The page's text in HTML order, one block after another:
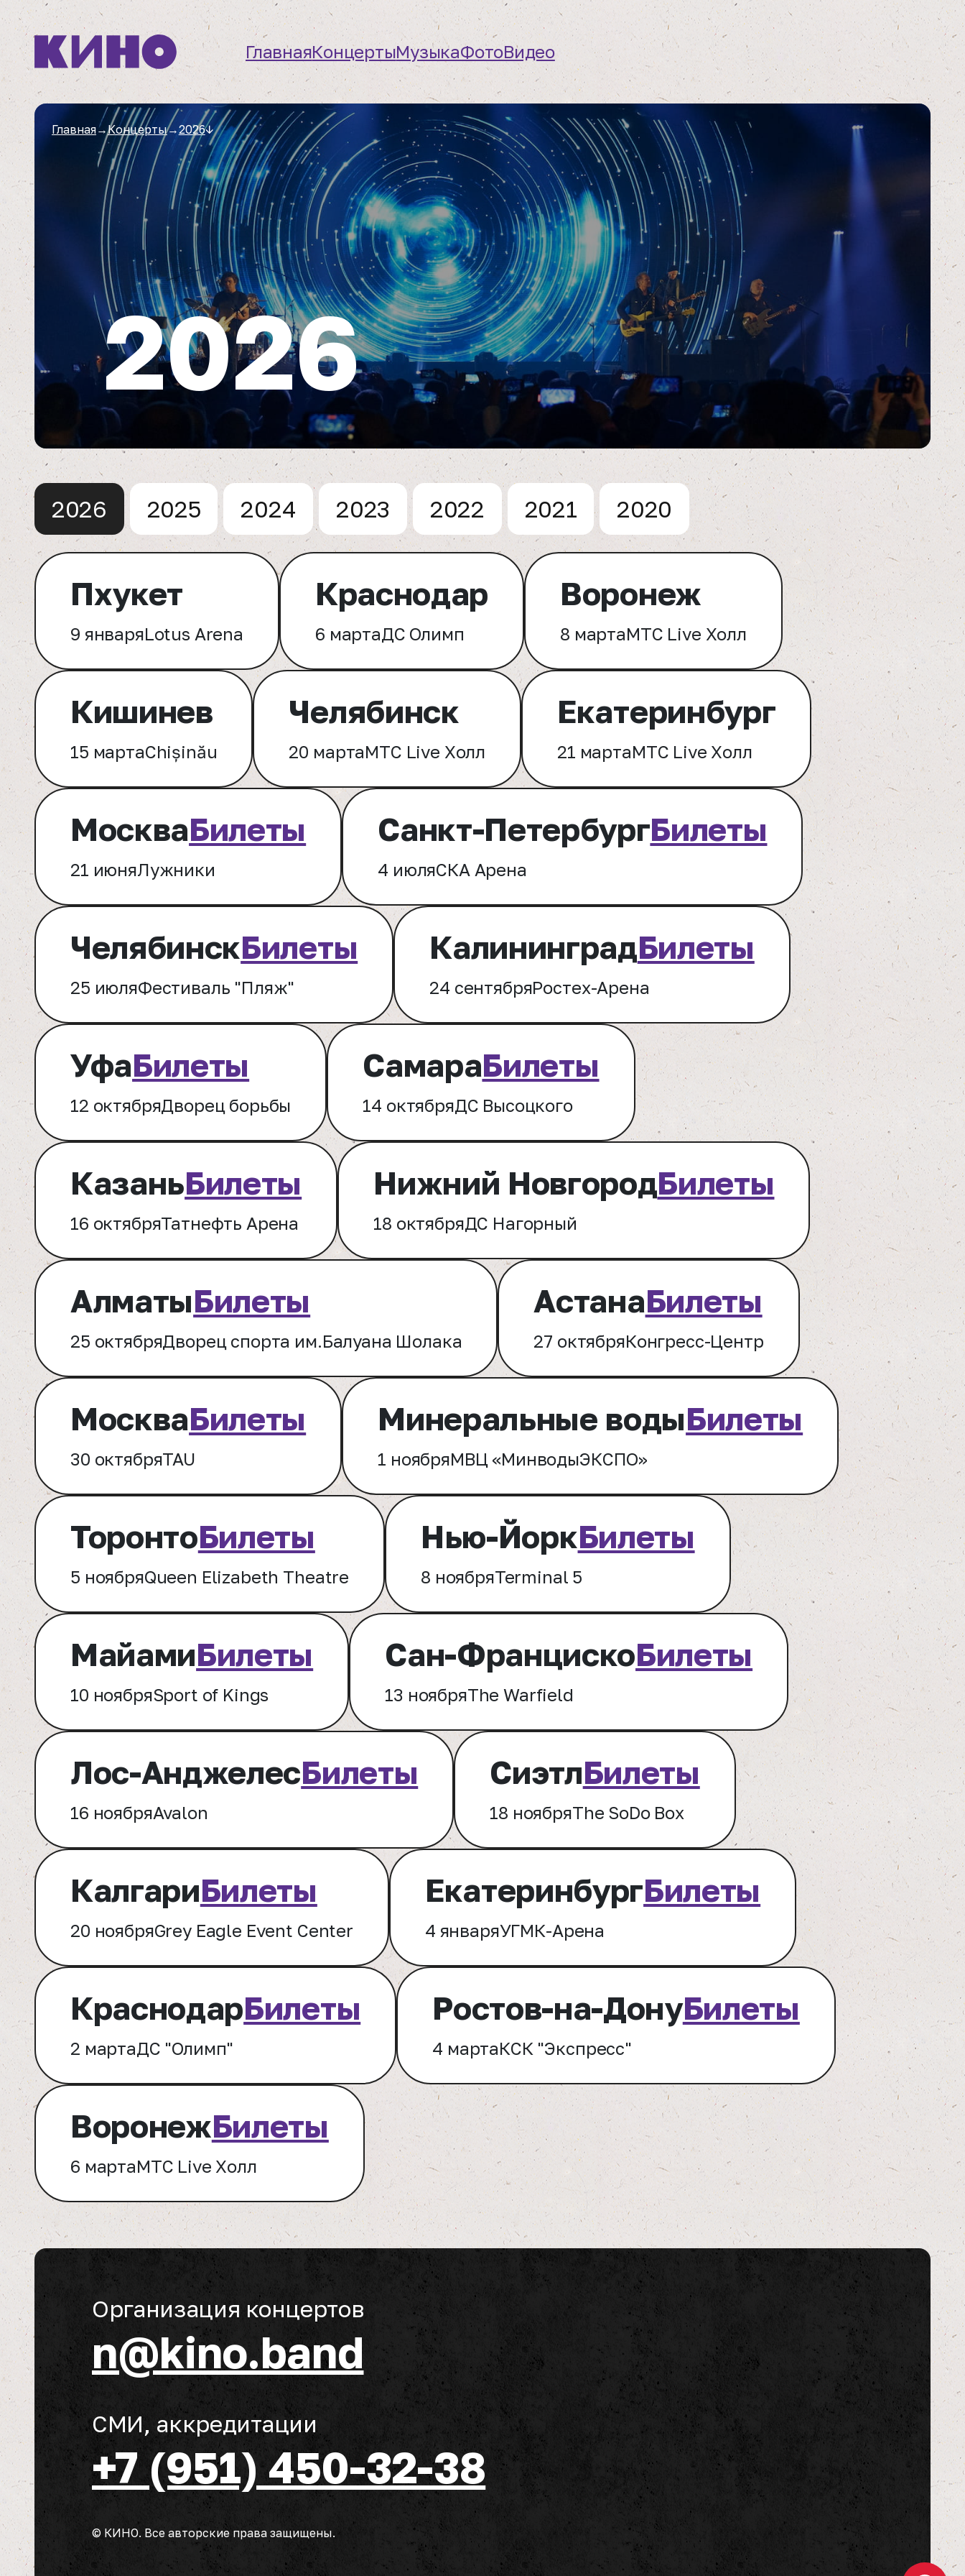
ГлавнаяКонцертыМузыкаФотоВидео
Главная→Концерты→2026↓
2026
2026 2025 2024 2023 2022 2021 2020
Пхукет
9 январяLotus Arena
Краснодар
6 мартаДС Олимп
Воронеж
8 мартаМТС Live Холл
Кишинев
15 мартаChișinău
Челябинск
20 мартаМТС Live Холл
Екатеринбург
21 мартаМТС Live Холл
МоскваБилеты
21 июняЛужники
Санкт-ПетербургБилеты
4 июляСКА Арена
ЧелябинскБилеты
25 июляФестиваль "Пляж"
КалининградБилеты
24 сентябряРостех-Арена
УфаБилеты
12 октябряДворец борьбы
СамараБилеты
14 октябряДС Высоцкого
КазаньБилеты
16 октябряТатнефть Арена
Нижний НовгородБилеты
18 октябряДС Нагорный
АлматыБилеты
25 октябряДворец спорта им.Балуана Шолака
АстанаБилеты
27 октябряКонгресс-Центр
МоскваБилеты
30 октябряTAU
Минеральные водыБилеты
1 ноябряМВЦ «МинводыЭКСПО»
ТоронтоБилеты
5 ноябряQueen Elizabeth Theatre
Нью-ЙоркБилеты
8 ноябряTerminal 5
МайамиБилеты
10 ноябряSport of Kings
Сан-ФранцискоБилеты
13 ноябряThe Warfield
Лос-АнджелесБилеты
16 ноябряAvalon
СиэтлБилеты
18 ноябряThe SoDo Box
КалгариБилеты
20 ноябряGrey Eagle Event Center
ЕкатеринбургБилеты
4 январяУГМК-Арена
КраснодарБилеты
2 мартаДС "Олимп"
Ростов-на-ДонуБилеты
4 мартаКСК "Экспресс"
ВоронежБилеты
6 мартаМТС Live Холл
Организация концертов
n@kino.band
СМИ, аккредитации
+7 (951) 450-32-38
© КИНО. Все авторские права защищены.